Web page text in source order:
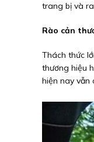
trang bị và
Rào cản
Thách thức
thương hiệu
hiện nay vẫn